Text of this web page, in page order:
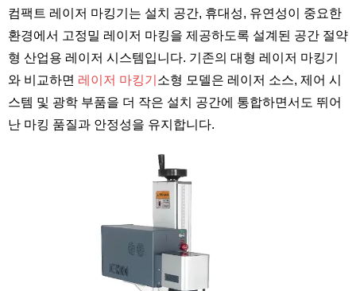
컴팩트 레이저 마킹기는 설치 공간, 휴대성, 유연성이 중요한
환경에서 고정밀 레이저 마킹을 제공하도록 설계된 공간 절약
형 산업용 레이저 시스템입니다. 기존의 대형 레이저 마킹기
와 비교하면 레이저 마킹기 소형 모델은 레이저 소스, 제어 시
스템 및 광학 부품을 더 작은 설치 공간에 통합하면서도 뛰어
난 마킹 품질과 안정성을 유지합니다.